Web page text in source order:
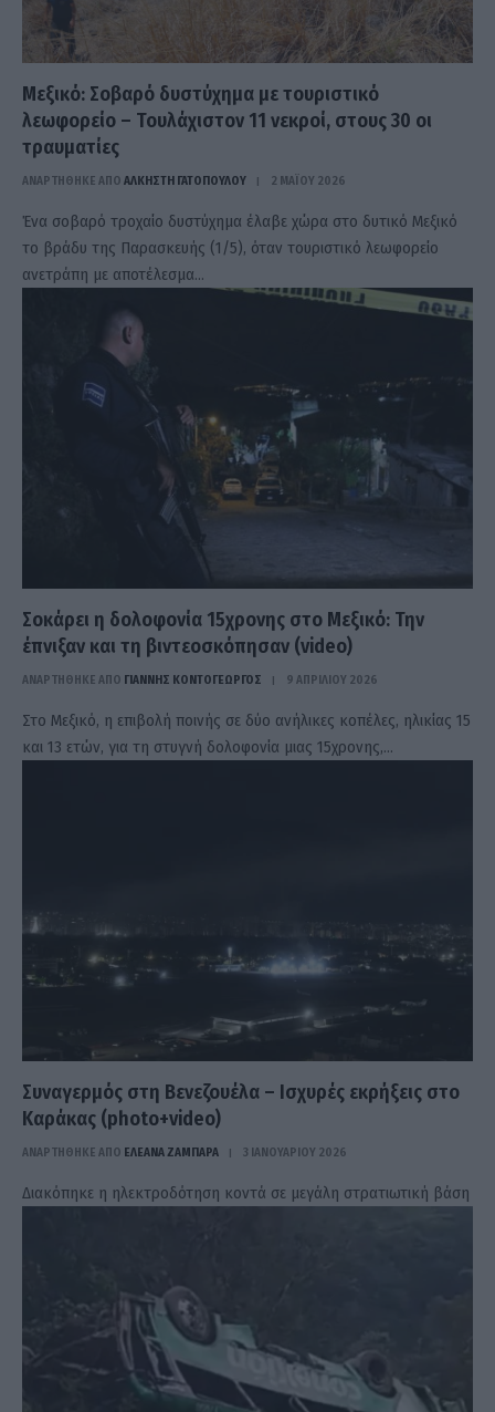
Μεξικό: Σοβαρό δυστύχημα με τουριστικό
λεωφορείο – Τουλάχιστον 11 νεκροί, στους 30 οι
τραυματίες
ΑΝΑΡΤΗΘΗΚΕ ΑΠΟ ΆΛΚΗΣΤΗ ΓΑΤΟΠΟΎΛΟΥ 2 ΜΑΪ́ΟΥ 2026
Ένα σοβαρό τροχαίο δυστύχημα έλαβε χώρα στο δυτικό Μεξικό
το βράδυ της Παρασκευής (1/5), όταν τουριστικό λεωφορείο
ανετράπη με αποτέλεσμα…
Σοκάρει η δολοφονία 15χρονης στο Μεξικό: Την
έπνιξαν και τη βιντεοσκόπησαν (video)
ΑΝΑΡΤΗΘΗΚΕ ΑΠΟ ΓΙΆΝΝΗΣ ΚΟΝΤΟΓΕΏΡΓΟΣ 9 ΑΠΡΙΛΊΟΥ 2026
Στο Μεξικό, η επιβολή ποινής σε δύο ανήλικες κοπέλες, ηλικίας 15
και 13 ετών, για τη στυγνή δολοφονία μιας 15χρονης,…
Συναγερμός στη Βενεζουέλα – Ισχυρές εκρήξεις στο
Καράκας (photo+video)
ΑΝΑΡΤΗΘΗΚΕ ΑΠΟ ΕΛΕΑΝΑ ΖΑΜΠΑΡΑ 3 ΙΑΝΟΥΑΡΊΟΥ 2026
Διακόπηκε η ηλεκτροδότηση κοντά σε μεγάλη στρατιωτική βάση